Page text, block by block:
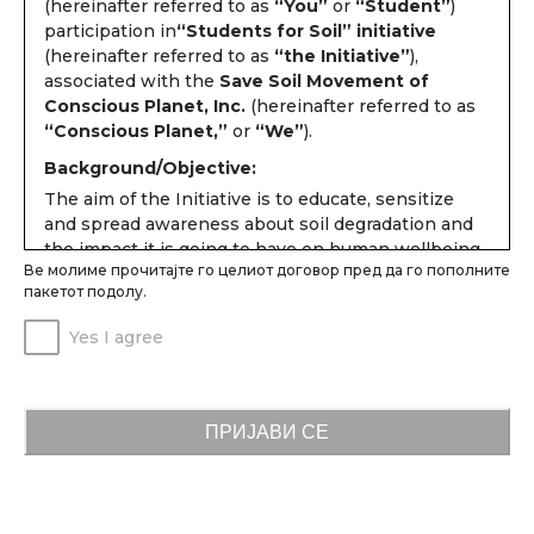
(hereinafter referred to as “You” or “Student”)
participation in“Students for Soil” initiative
(hereinafter referred to as “the Initiative”),
associated with the Save Soil Movement of
Conscious Planet, Inc. (hereinafter referred to as
“Conscious Planet,” or “We”).
Background/Objective:
The aim of the Initiative is to educate, sensitize
and spread awareness about soil degradation and
the impact it is going to have on human wellbeing,
in a scientific manner.
Students age 13 years and above can participate in
the following three stages and earn a certificate of
volunteering:
considered as passing)
Ве молиме прочитајте го целиот договор пред да го пополните
пакетот подолу.
Yes I agree
ПРИЈАВИ СЕ